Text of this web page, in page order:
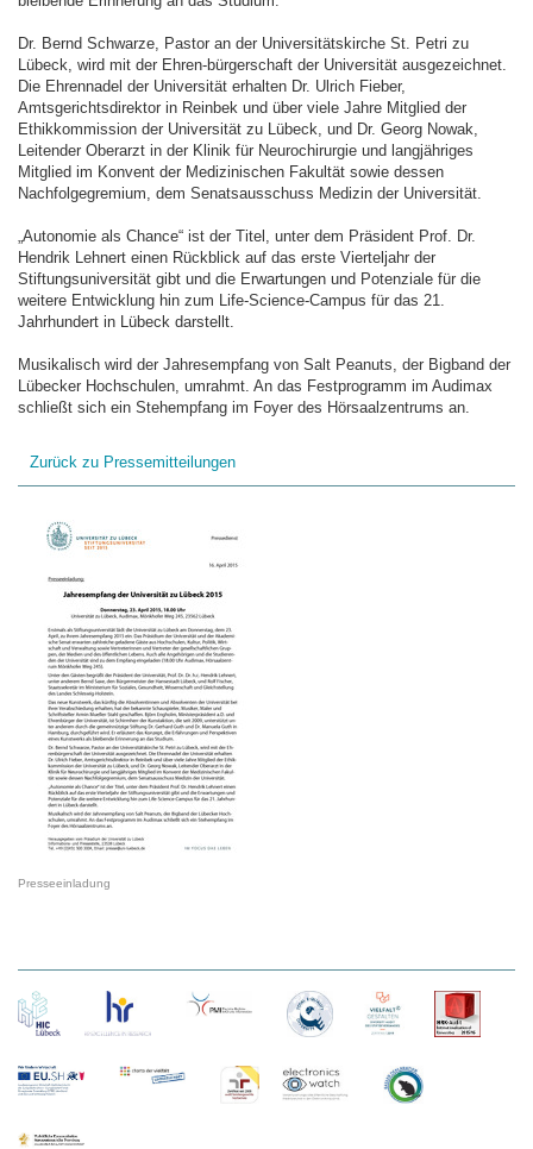
Dr. Bernd Schwarze, Pastor an der Universitätskirche St. Petri zu
Lübeck, wird mit der Ehren-bürgerschaft der Universität ausgezeichnet.
Die Ehrennadel der Universität erhalten Dr. Ulrich Fieber,
Amtsgerichtsdirektor in Reinbek und über viele Jahre Mitglied der
Ethikkommission der Universität zu Lübeck, und Dr. Georg Nowak,
Leitender Oberarzt in der Klinik für Neurochirurgie und langjähriges
Mitglied im Konvent der Medizinischen Fakultät sowie dessen
Nachfolgegremium, dem Senatsausschuss Medizin der Universität.
„Autonomie als Chance“ ist der Titel, unter dem Präsident Prof. Dr.
Hendrik Lehnert einen Rückblick auf das erste Vierteljahr der
Stiftungsuniversität gibt und die Erwartungen und Potenziale für die
weitere Entwicklung hin zum Life-Science-Campus für das 21.
Jahrhundert in Lübeck darstellt.
Musikalisch wird der Jahresempfang von Salt Peanuts, der Bigband der
Lübecker Hochschulen, umrahmt. An das Festprogramm im Audimax
schließt sich ein Stehempfang im Foyer des Hörsaalzentrums an.
Zurück zu Pressemitteilungen
Presseeinladung